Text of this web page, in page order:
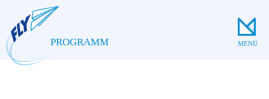
PROGRAMM MENÜ